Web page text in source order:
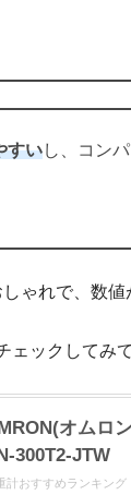
すいし、コン
ゃれで、数値
ェックしてみ
オムロ
300T2-JTW
計おすすめランキング